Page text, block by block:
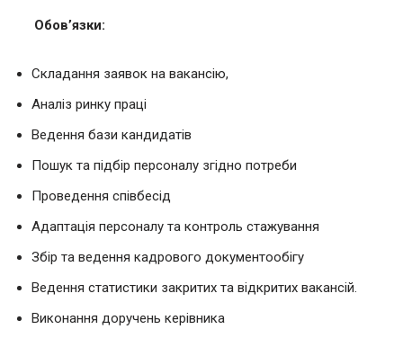
Обов’язки:
Складання заявок на вакансію,
Аналіз ринку праці
Ведення бази кандидатів
Пошук та підбір персоналу згідно потреби
Проведення співбесід
Адаптація персоналу та контроль стажування
Збір та ведення кадрового документообігу
Ведення статистики закритих та відкритих вакансій.
Виконання доручень керівника